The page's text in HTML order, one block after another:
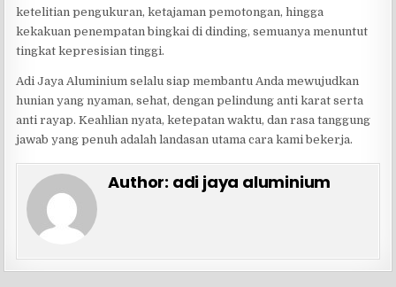
ketelitian pengukuran, ketajaman pemotongan, hingga
kekakuan penempatan bingkai di dinding, semuanya menuntut
tingkat kepresisian tinggi.
Adi Jaya Aluminium selalu siap membantu Anda mewujudkan
hunian yang nyaman, sehat, dengan pelindung anti karat serta
anti rayap. Keahlian nyata, ketepatan waktu, dan rasa tanggung
jawab yang penuh adalah landasan utama cara kami bekerja.
Author: adi jaya aluminium